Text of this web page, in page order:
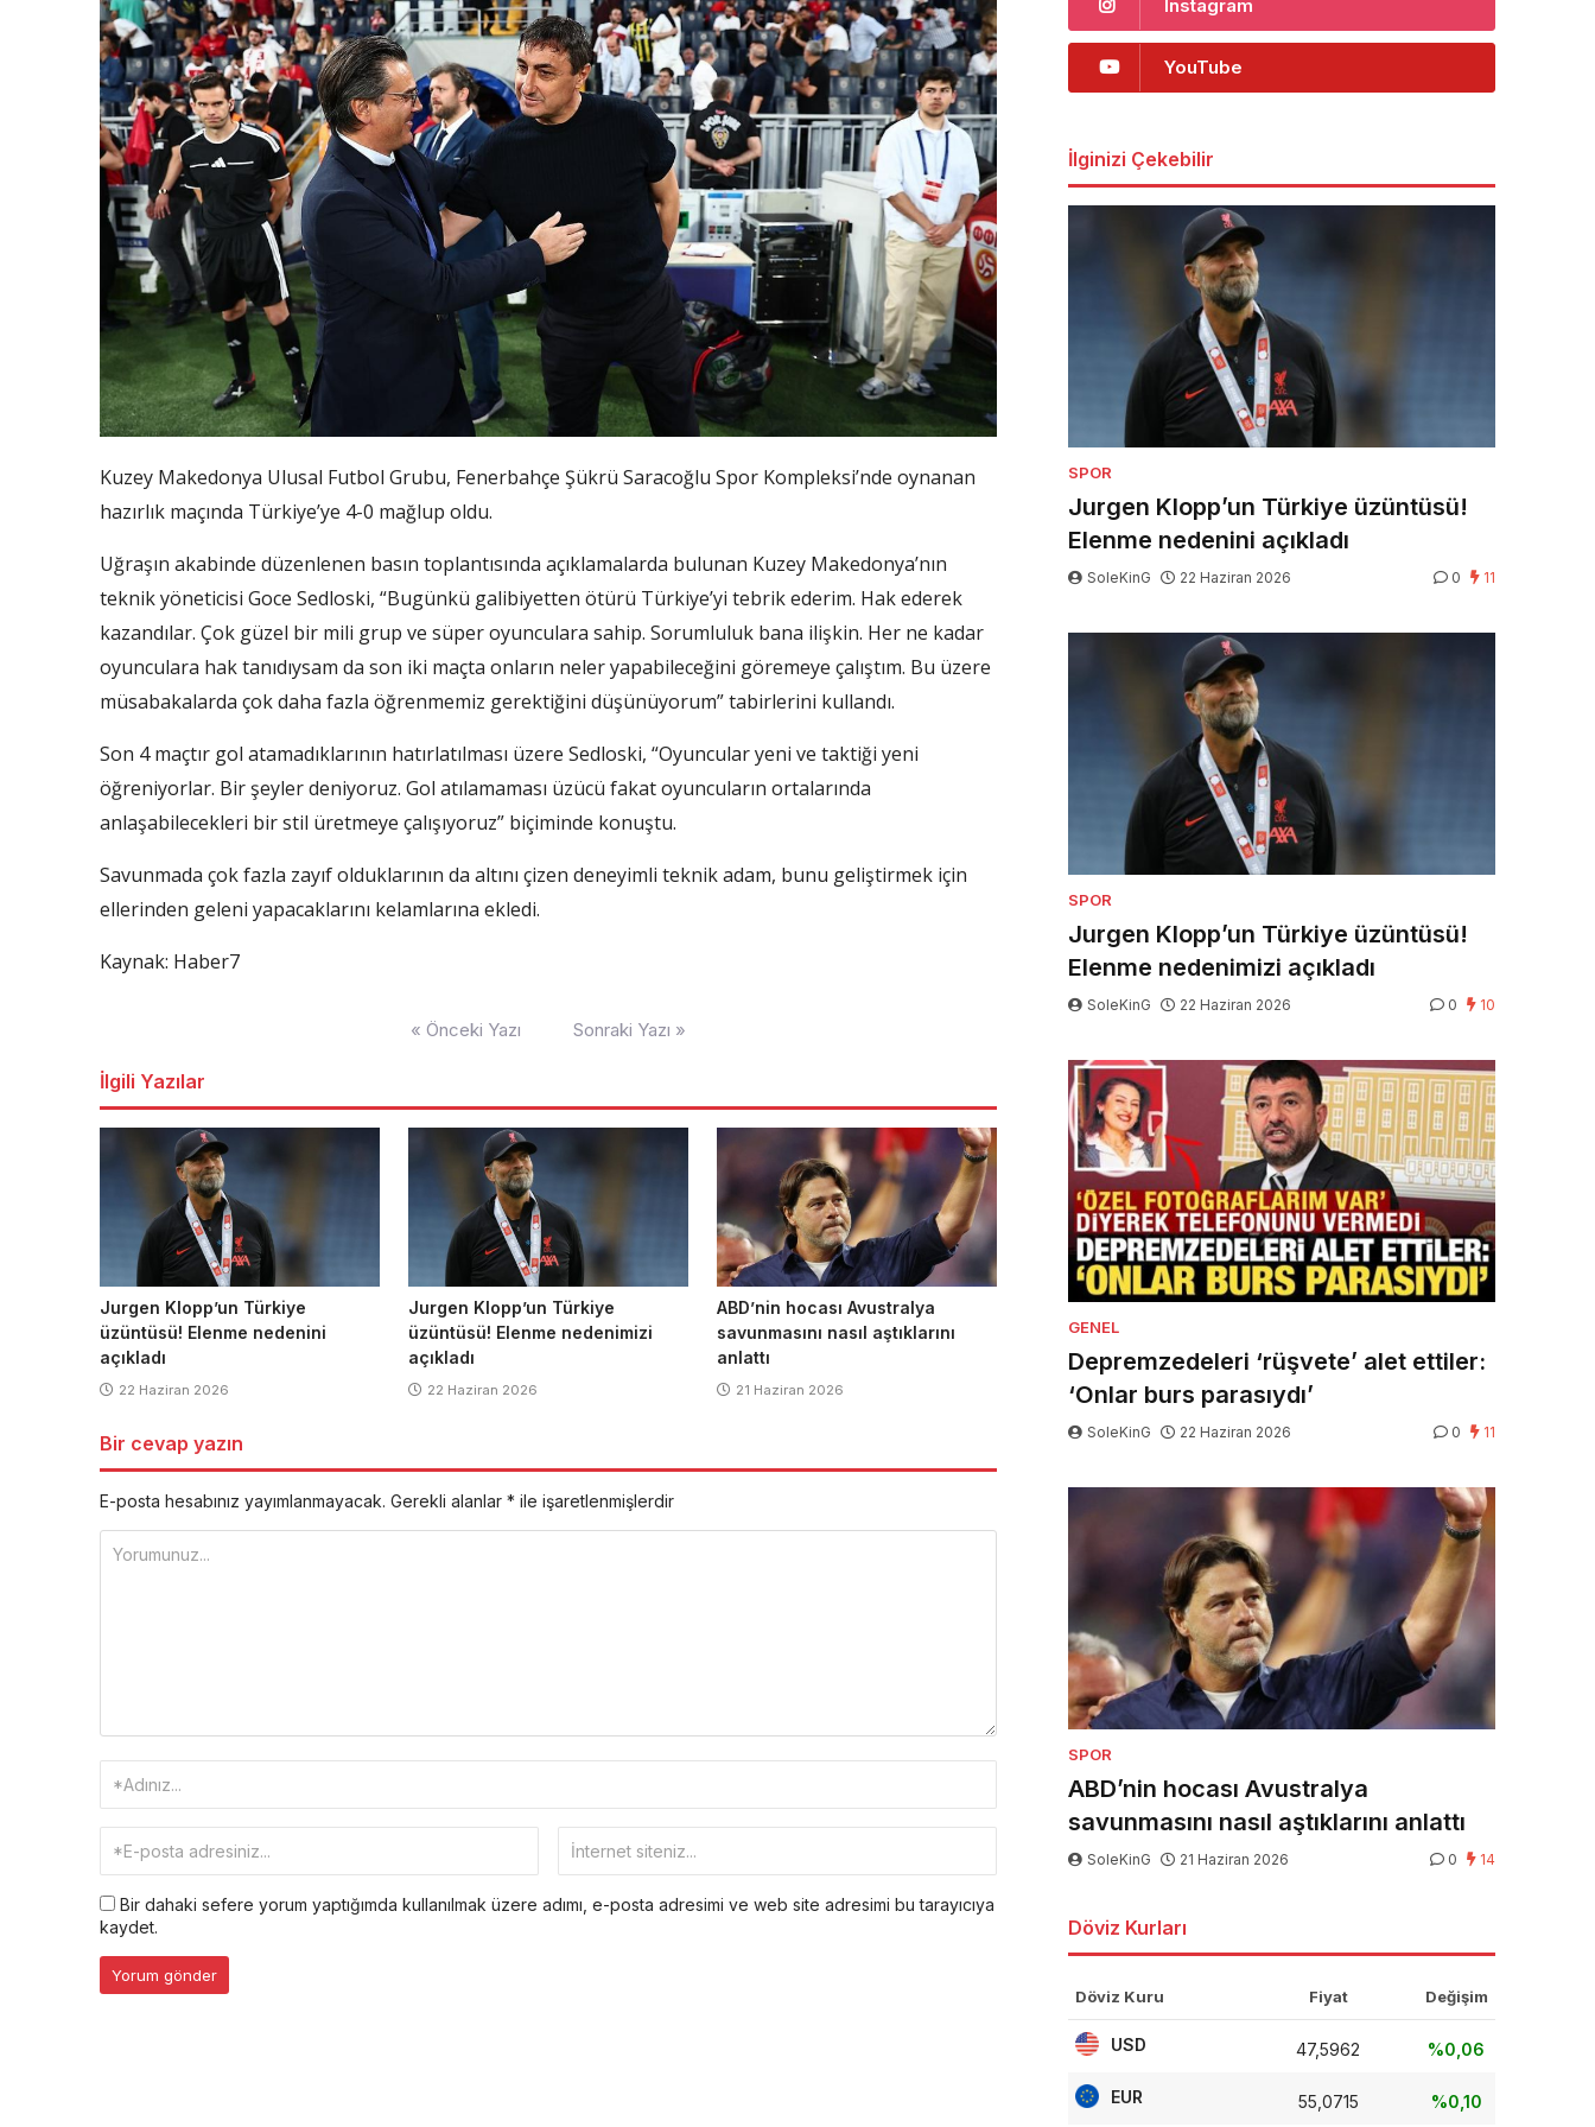
Kuzey Makedonya Ulusal Futbol Grubu, Fenerbahçe Şükrü Saracoğlu Spor Kompleksi’nde oynanan
hazırlık maçında Türkiye’ye 4-0 mağlup oldu.
Uğraşın akabinde düzenlenen basın toplantısında açıklamalarda bulunan Kuzey Makedonya’nın
teknik yöneticisi Goce Sedloski, “Bugünkü galibiyetten ötürü Türkiye’yi tebrik ederim. Hak ederek
kazandılar. Çok güzel bir mili grup ve süper oyunculara sahip. Sorumluluk bana ilişkin. Her ne kadar
oyunculara hak tanıdıysam da son iki maçta onların neler yapabileceğini göremeye çalıştım. Bu üzere
müsabakalarda çok daha fazla öğrenmemiz gerektiğini düşünüyorum” tabirlerini kullandı.
Son 4 maçtır gol atamadıklarının hatırlatılması üzere Sedloski, “Oyuncular yeni ve taktiği yeni
öğreniyorlar. Bir şeyler deniyoruz. Gol atılamaması üzücü fakat oyuncuların ortalarında
anlaşabilecekleri bir stil üretmeye çalışıyoruz” biçiminde konuştu.
Savunmada çok fazla zayıf olduklarının da altını çizen deneyimli teknik adam, bunu geliştirmek için
ellerinden geleni yapacaklarını kelamlarına ekledi.
Kaynak: Haber7
« Önceki Yazı Sonraki Yazı »
İlgili Yazılar
Jurgen Klopp’un Türkiye
üzüntüsü! Elenme nedenini
açıkladı
22 Haziran 2026
Jurgen Klopp’un Türkiye
üzüntüsü! Elenme nedenimizi
açıkladı
22 Haziran 2026
ABD’nin hocası Avustralya
savunmasını nasıl aştıklarını
anlattı
21 Haziran 2026
Bir cevap yazın
E-posta hesabınız yayımlanmayacak. Gerekli alanlar * ile işaretlenmişlerdir
Bir dahaki sefere yorum yaptığımda kullanılmak üzere adımı, e-posta adresimi ve web site adresimi bu tarayıcıya
kaydet.
Instagram
YouTube
İlginizi Çekebilir
SPOR
Jurgen Klopp’un Türkiye üzüntüsü!
Elenme nedenini açıkladı
SoleKinG 22 Haziran 2026 0 11
SPOR
Jurgen Klopp’un Türkiye üzüntüsü!
Elenme nedenimizi açıkladı
SoleKinG 22 Haziran 2026 0 10
GENEL
Depremzedeleri ‘rüşvete’ alet ettiler:
‘Onlar burs parasıydı’
SoleKinG 22 Haziran 2026 0 11
SPOR
ABD’nin hocası Avustralya
savunmasını nasıl aştıklarını anlattı
SoleKinG 21 Haziran 2026 0 14
Döviz Kurları
Döviz Kuru Fiyat Değişim
USD 47,5962 %0,06
EUR 55,0715 %0,10